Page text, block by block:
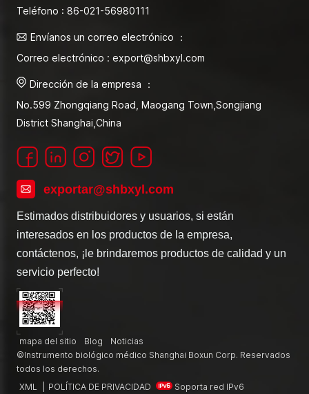
Teléfono : 86-021-56980111
Envíanos un correo electrónico ：
Correo electrónico : export@shbxyl.com
Dirección de la empresa ：
No.599 Zhongqiang Road, Maogang Town,Songjiang
District Shanghai,China
exportar@shbxyl.com
Estimados distribuidores y usuarios, si están
interesados en los productos de la empresa,
contáctenos, ¡le brindaremos productos de calidad y un
servicio perfecto!
mapa del sitio Blog
Noticias
©Instrumento biológico médico Shanghai Boxun Corp. Reservados
todos los derechos.
XML
POLÍTICA DE PRIVACIDAD Soporta red IPv6